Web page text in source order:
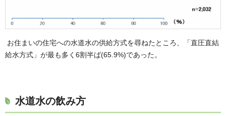
お住まいの住宅への水道水の供給方式を尋ねたところ、「直圧直結
給水方式」が最も多く6割半ば(65.9%)であった。
水道水の飲み方